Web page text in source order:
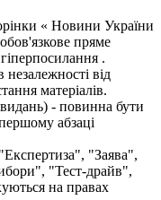
« Новини України
пряме
.
від
матеріалів.
- повинна бути
абзаці
"Заява",
"Тест-драйв",
на правах